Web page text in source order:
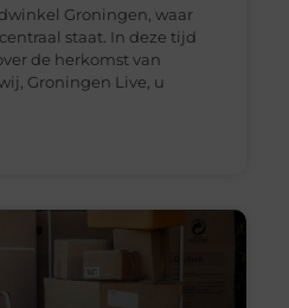
Groningen, waar
staat. In deze tijd
de herkomst van
Groningen Live, u